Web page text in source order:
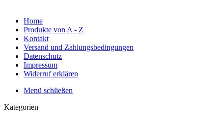
Home
Produkte von A - Z
Kontakt
Versand und Zahlungsbedingungen
Datenschutz
Impressum
Widerruf erklären
Menü schließen
Kategorien